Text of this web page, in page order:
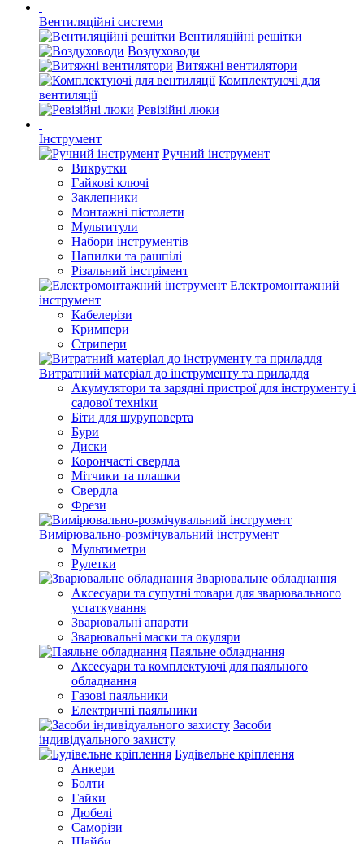
Вентиляційні системи
Вентиляційні решітки
Воздуховоди
Витяжні вентилятори
Комплектуючі для
вентиляції
Ревізійні люки
Інструмент
Ручний інструмент
Викрутки
Гайкові ключі
Заклепники
Монтажні пістолети
Мультитули
Набори інструментів
Напилки та рашпілі
Різальний інстрімент
Електромонтажний
інструмент
Кабелерізи
Кримпери
Стрипери
Витратний матеріал до інструменту та приладдя
Акумулятори та зарядні пристрої для інструменту і
садової техніки
Біти для шуруповерта
Бури
Диски
Корончасті свердла
Мітчики та плашки
Свердла
Фрези
Вимірювально-розмічувальний інструмент
Мультиметри
Рулетки
Зварювальне обладнання
Аксесуари та супутні товари для зварювального
устаткування
Зварювальні апарати
Зварювальні маски та окуляри
Паяльне обладнання
Аксесуари та комплектуючі для паяльного
обладнання
Газові паяльники
Електричні паяльники
Засоби
індивідуального захисту
Будівельне кріплення
Анкери
Болти
Гайки
Дюбелі
Саморізи